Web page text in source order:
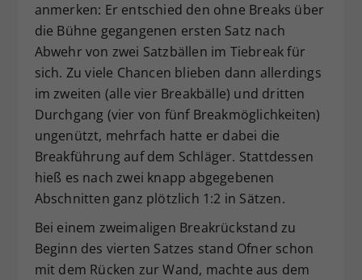
anmerken: Er entschied den ohne Breaks über
die Bühne gegangenen ersten Satz nach
Abwehr von zwei Satzbällen im Tiebreak für
sich. Zu viele Chancen blieben dann allerdings
im zweiten (alle vier Breakbälle) und dritten
Durchgang (vier von fünf Breakmöglichkeiten)
ungenützt, mehrfach hatte er dabei die
Breakführung auf dem Schläger. Stattdessen
hieß es nach zwei knapp abgegebenen
Abschnitten ganz plötzlich 1:2 in Sätzen.
Bei einem zweimaligen Breakrückstand zu
Beginn des vierten Satzes stand Ofner schon
mit dem Rücken zur Wand, machte aus dem